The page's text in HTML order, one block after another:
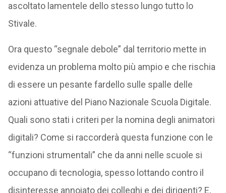
ascoltato lamentele dello stesso lungo tutto lo
Stivale.
Ora questo “segnale debole” dal territorio mette in
evidenza un problema molto più ampio e che rischia
di essere un pesante fardello sulle spalle delle
azioni attuative del Piano Nazionale Scuola Digitale.
Quali sono stati i criteri per la nomina degli animatori
digitali? Come si raccorderà questa funzione con le
“funzioni strumentali” che da anni nelle scuole si
occupano di tecnologia, spesso lottando contro il
disinteresse annoiato dei colleghi e dei dirigenti? E,